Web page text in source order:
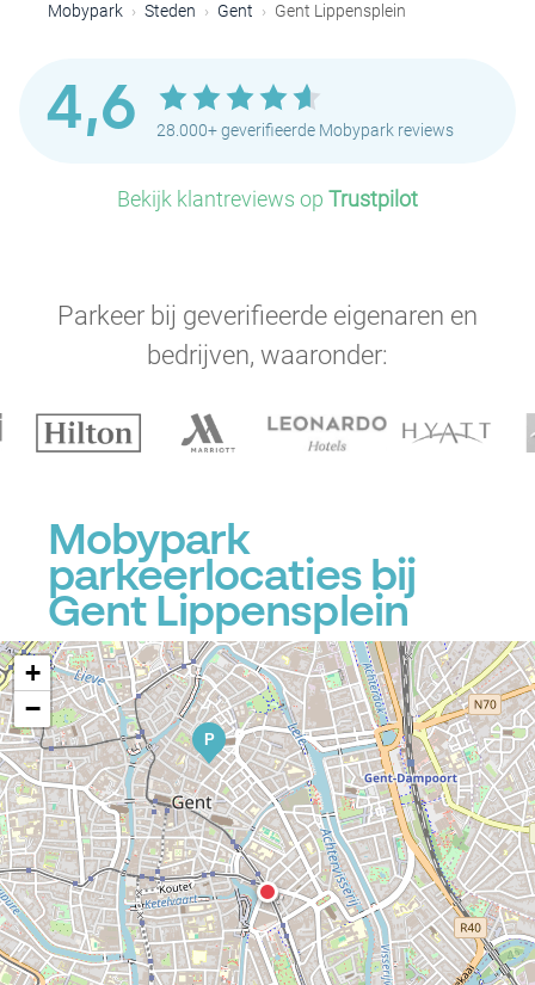
Mobypark Steden Gent Gent Lippensplein
4,6 28.000+ geverifieerde Mobypark reviews
Bekijk klantreviews op Trustpilot
Parkeer bij geverifieerde eigenaren en
bedrijven, waaronder:
Mobypark
parkeerlocaties bij
Gent Lippensplein
P
+
−